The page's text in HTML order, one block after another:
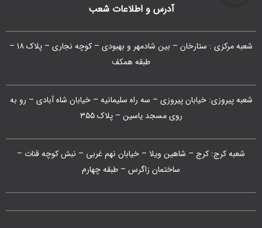
آدرس و اطلاعات شعب
شعبه مرکزی : ستارخان – بین شادمهر و بهبودی – کوچه نجاری – پلاک ۱۸ –
طبقه همکف
شعبه پیروزی: خیابان پیروزی – سه راه سلیمانیه – خیابان شاه آبادی – رو به
روی مسجد یاسین – پلاک ۳۵۵
شعبه کرج: کرج – شاهین ویلا – خیابان نهم غربی – نبش کوچه قنات –
ساختمان زاگرس – طبقه چهارم